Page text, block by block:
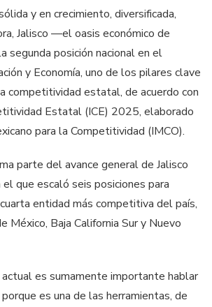
y en crecimiento, diversificada,
Jalisco —el oasis económico de
segunda posición nacional en el
y Economía, uno de los pilares clave
competitividad estatal, de acuerdo con
Estatal (ICE) 2025, elaborado
para la Competitividad (IMCO).
parte del avance general de Jalisco
que escaló seis posiciones para
entidad más competitiva del país,
México, Baja California Sur y Nuevo
es sumamente importante hablar
es una de las herramientas, de